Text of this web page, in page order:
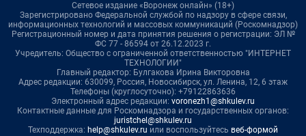
Сетевое издание «Воронеж онлайн» (18+)
Зарегистрировано Федеральной службой по надзору в сфере связи,
информационных технологий и массовых коммуникаций (Роскомнадзор)
Регистрационный номер и дата принятия решения о регистрации: ЭЛ №
ФС 77 - 86594 от 26.12.2023 г.
Учредитель: Общество с ограниченной ответственностью "ИНТЕРНЕТ
ТЕХНОЛОГИИ"
Главный редактор: Булгакова Ирина Викторовна
Адрес редакции: 630099, Россия, Новосибирск, ул. Ленина, 12, 6 этаж
Телефоны (круглосуточно): +79122863636
Электронный адрес редакции: voronezh1@shkulev.ru
Контактные данные для Роскомнадзора и государственных органов:
juristchel@shkulev.ru
Техподдержка: help@shkulev.ru или воспользуйтесь веб-формой